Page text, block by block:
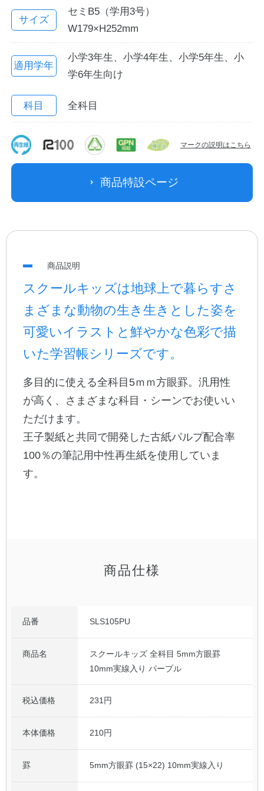
教職員の皆さまへ
法人のお客様へ
公式アカウント
日本ノート
サイズ
セミB5（学用3号）
W179×H252mm
適用学年
小学3年生、小学4年生、小学5年生、小
学6年生向け
科目 全科目
マークの説明はこちら
商品特設ページ
商品説明
スクールキッズは地球上で暮らすさ
まざまな動物の生き生きとした姿を
可愛いイラストと鮮やかな色彩で描
いた学習帳シリーズです。
多目的に使える全科目5ｍｍ方眼罫。汎用性
が高く、さまざまな科目・シーンでお使いい
ただけます。
王子製紙と共同で開発した古紙パルプ配合率
100％の筆記用中性再生紙を使用していま
す。
商品仕様
品番 SLS105PU
商品名
スクールキッズ 全科目 5mm方眼罫
10mm実線入り パープル
税込価格 231円
本体価格 210円
罫 5mm方眼罫 (15×22) 10mm実線入り